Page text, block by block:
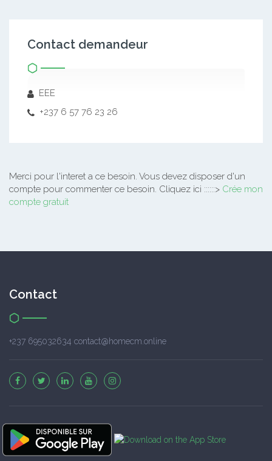
Contact demandeur
EEE
+237 6 57 76 23 26
Merci pour l'interet a ce besoin. Vous devez disposer d'un
compte pour commenter ce besoin. Cliquez ici ::::::> Crée mon
compte gratuit
Contact
+237 695032634 contact@homecm.online